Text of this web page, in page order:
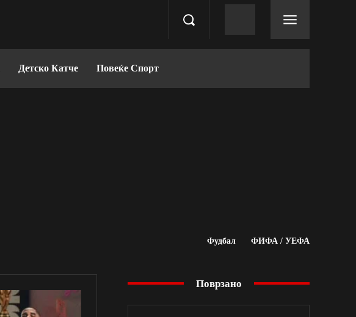
Детско Катче Повеќе Спорт
Фудбал ФИФА / УЕФА
Поврзано